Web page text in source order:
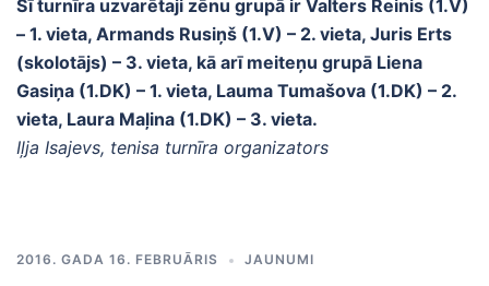
Šī turnīra uzvarētaji zēnu grupā ir Valters Reinis (1.V)
– 1. vieta, Armands Rusiņš (1.V) – 2. vieta, Juris Erts
(skolotājs) – 3. vieta, kā arī meiteņu grupā Liena
Gasiņa (1.DK) – 1. vieta, Lauma Tumašova (1.DK) – 2.
vieta, Laura Maļina (1.DK) – 3. vieta.
Iļja Isajevs, tenisa turnīra organizators
2016. GADA 16. FEBRUĀRIS JAUNUMI